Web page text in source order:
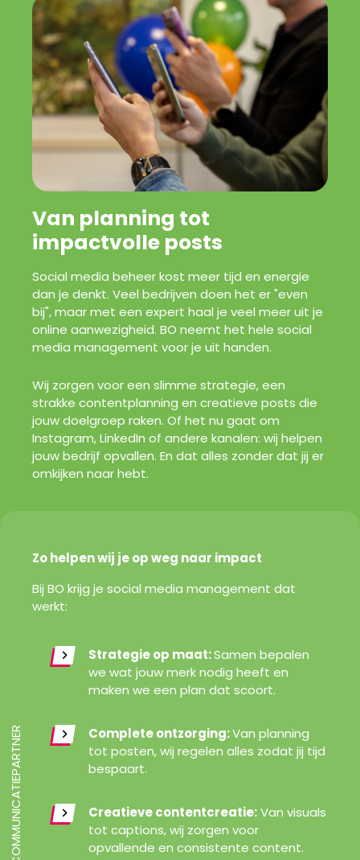
Van planning tot
impactvolle posts
Social media beheer kost meer tijd en energie
dan je denkt. Veel bedrijven doen het er "even
bij", maar met een expert haal je veel meer uit je
online aanwezigheid. BO neemt het hele social
media management voor je uit handen.
Wij zorgen voor een slimme strategie, een
strakke contentplanning en creatieve posts die
jouw doelgroep raken. Of het nu gaat om
Instagram, LinkedIn of andere kanalen: wij helpen
jouw bedrijf opvallen. En dat alles zonder dat jij er
omkijken naar hebt.
Zo helpen wij je op weg naar impact
Bij BO krijg je social media management dat
werkt:
Strategie op maat:Samen bepalen
we wat jouw merk nodig heeft en
maken we een plan dat scoort.
Complete ontzorging:Van planning
tot posten, wij regelen alles zodat jij tijd
bespaart.
Creatieve contentcreatie:Van visuals
tot captions, wij zorgen voor
opvallende en consistente content.